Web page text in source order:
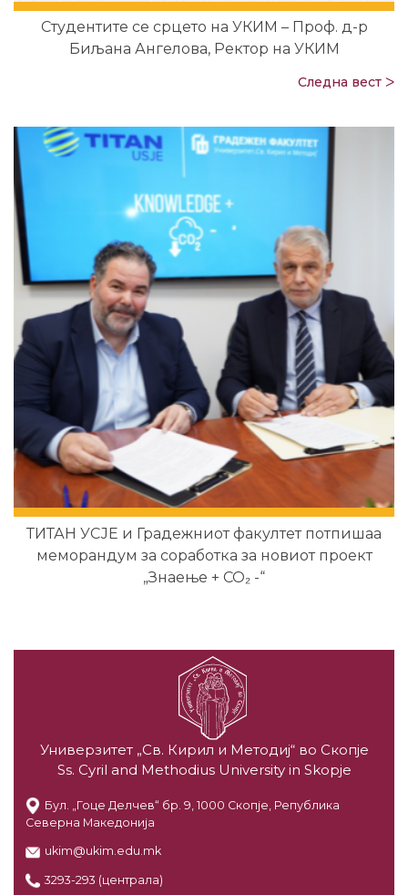
Студентите се срцето на УКИМ – Проф. д-р
Биљана Ангелова, Ректор на УКИМ
Следна вест ᐳ
ТИТАН УСЈЕ и Градежниот факултет потпишаа
меморандум за соработка за новиот проект
„Знаење + CO₂ -“
Универзитет „Св. Кирил и Методиј“ во Скопје
Ss. Cyril and Methodius University in Skopje
Бул. „Гоце Делчев“ бр. 9, 1000 Скопје, Република
Северна Македонија
ukim@ukim.edu.mk
3293-293 (централа)